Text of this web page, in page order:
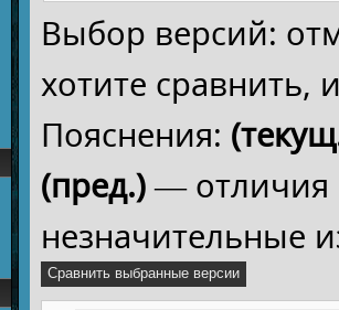
Выбор версий:
хотите
Пояснения:
(пред.)— отличия
незначительные